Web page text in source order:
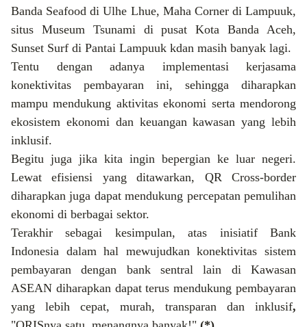
Banda Seafood di Ulhe Lhue, Maha Corner di Lampuuk,
situs Museum Tsunami di pusat Kota Banda Aceh,
Sunset Surf di Pantai Lampuuk kdan masih banyak lagi.
Tentu dengan adanya implementasi kerjasama
konektivitas pembayaran ini, sehingga diharapkan
mampu mendukung aktivitas ekonomi serta mendorong
ekosistem ekonomi dan keuangan kawasan yang lebih
inklusif.
Begitu juga jika kita ingin bepergian ke luar negeri.
Lewat efisiensi yang ditawarkan, QR Cross-border
diharapkan juga dapat mendukung percepatan pemulihan
ekonomi di berbagai sektor.
Terakhir sebagai kesimpulan, atas inisiatif Bank
Indonesia dalam hal mewujudkan konektivitas sistem
pembayaran dengan bank sentral lain di Kawasan
ASEAN diharapkan dapat terus mendukung pembayaran
yang lebih cepat, murah, transparan dan inklusif,